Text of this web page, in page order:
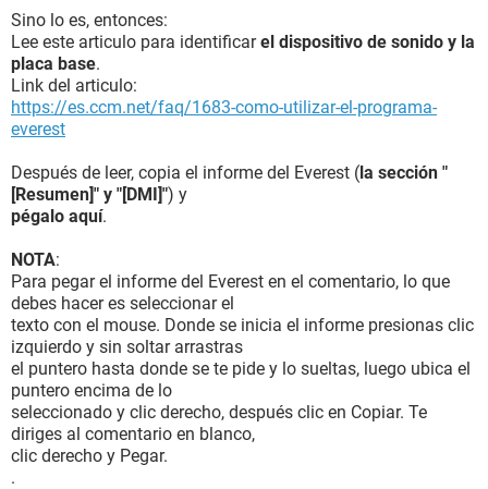
Sino lo es, entonces:
Lee este articulo para identificarel dispositivo de sonido y la
placa base.
Link del articulo:
https://es.ccm.net/faq/1683-como-utilizar-el-programa-
everest
Después de leer, copia el informe del Everest (la sección "
[Resumen]" y "[DMI]") y
pégalo aquí.
NOTA:
Para pegar el informe del Everest en el comentario, lo que
debes hacer es seleccionar el
texto con el mouse. Donde se inicia el informe presionas clic
izquierdo y sin soltar arrastras
el puntero hasta donde se te pide y lo sueltas, luego ubica el
puntero encima de lo
seleccionado y clic derecho, después clic en Copiar. Te
diriges al comentario en blanco,
clic derecho y Pegar.
.